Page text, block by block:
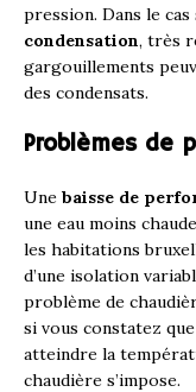
pression. Dans le
condensation, très
gargouillements
des condensats.
Problèmes de
Une baisse de
une eau moins
les habitations
d’une isolation
problème de
si vous constatez
atteindre la
chaudière s’impose.